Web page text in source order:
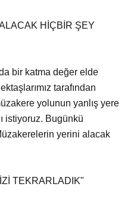
HİÇBİR ŞEY
bir katma değer elde
tarafından
yolunun yanlış yere
istiyoruz. Bugünkü
yerini alacak
TEKRARLADIK"